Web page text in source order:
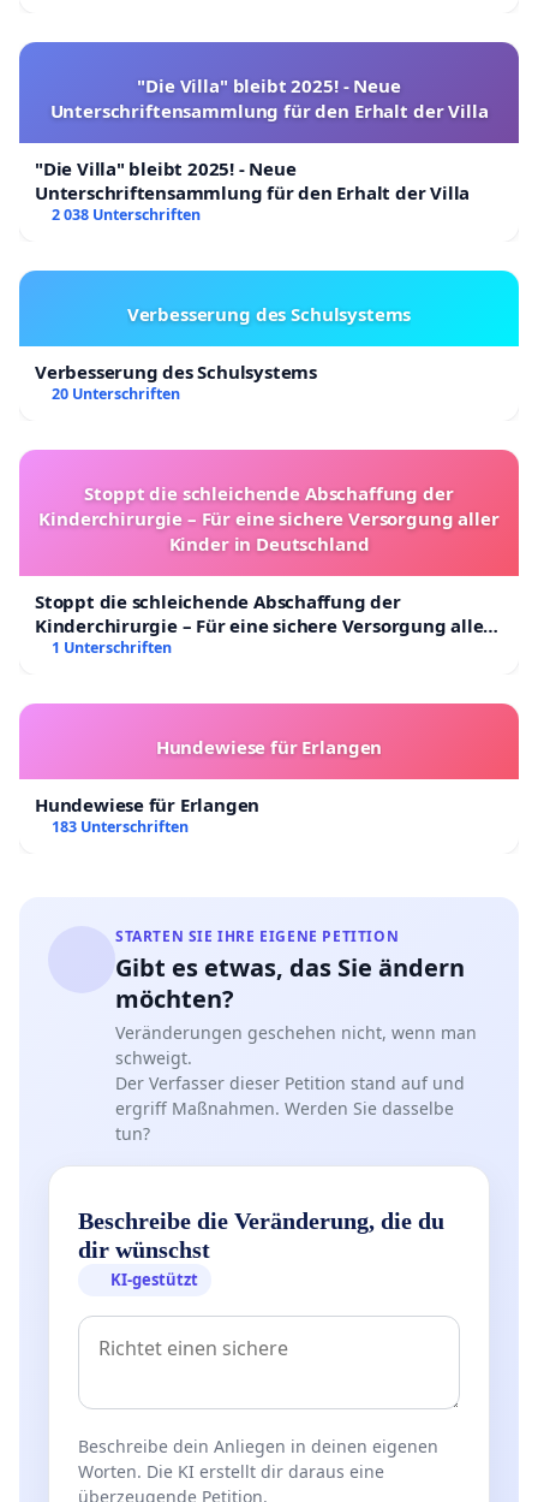
"Die Villa" bleibt 2025! - Neue
Unterschriftensammlung für den Erhalt der Villa
"Die Villa" bleibt 2025! - Neue
Unterschriftensammlung für den Erhalt der Villa
2 038 Unterschriften
Verbesserung des Schulsystems
Verbesserung des Schulsystems
20 Unterschriften
Stoppt die schleichende Abschaffung der
Kinderchirurgie – Für eine sichere Versorgung aller
Kinder in Deutschland
Stoppt die schleichende Abschaffung der
Kinderchirurgie – Für eine sichere Versorgung aller
Kinder in Deutschland
1 Unterschriften
Hundewiese für Erlangen
Hundewiese für Erlangen
183 Unterschriften
STARTEN SIE IHRE EIGENE PETITION
Gibt es etwas, das Sie ändern
möchten?
Veränderungen geschehen nicht, wenn man
schweigt.
Der Verfasser dieser Petition stand auf und
ergriff Maßnahmen. Werden Sie dasselbe
tun?
Beschreibe die Veränderung, die du
dir wünschst
KI-gestützt
Beschreibe dein Anliegen in deinen eigenen
Worten. Die KI erstellt dir daraus eine
überzeugende Petition.